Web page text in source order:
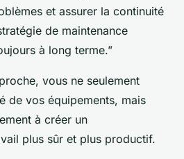
et assurer la continuité
de maintenance
à long terme.”
vous ne seulement
de vos équipements, mais
à créer un
plus sûr et plus productif.